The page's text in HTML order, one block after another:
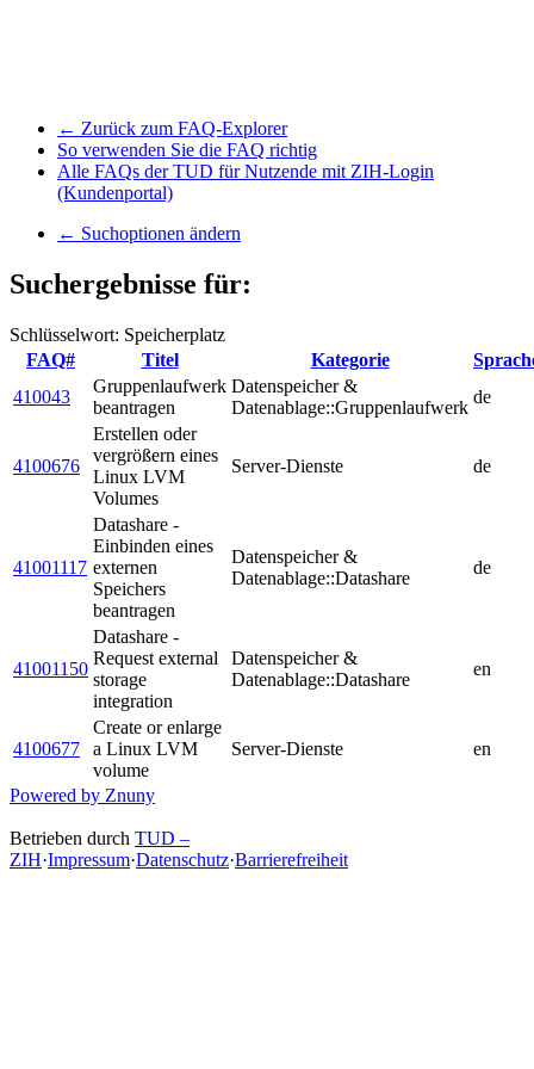
← Zurück zum FAQ-Explorer
So verwenden Sie die FAQ richtig
Alle FAQs der TUD für Nutzende mit ZIH-Login
(Kundenportal)
← Suchoptionen ändern
Suchergebnisse für:
Schlüsselwort: Speicherplatz
FAQ#
Titel Kategorie
410043
Gruppenlaufwerk
beantragen
Datenspeicher &
Datenablage::Gruppenlaufwerk
de
4100676
Erstellen oder
vergrößern eines
Linux LVM
Volumes
Server-Dienste de
41001117
Datashare -
Einbinden eines
externen
Speichers
beantragen
Datenspeicher &
Datenablage::Datashare
de
41001150
Datashare -
Request external
storage
integration
Datenspeicher &
Datenablage::Datashare
en
4100677
Create or enlarge
a Linux LVM
volume
Server-Dienste en
Powered by Znuny
Betrieben durch TUD –
ZIH·Impressum·Datenschutz·Barrierefreiheit